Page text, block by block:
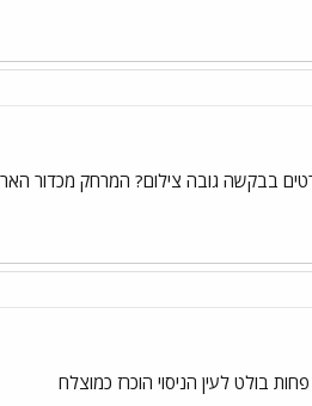
בבקשה גובה צילום? המרחק מכדור
בולט לעין הניסוי הוכרז כמוצלח